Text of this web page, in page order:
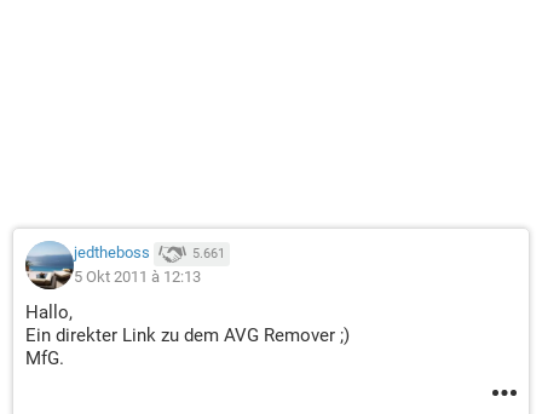
jedtheboss 5.661
5 Okt 2011 à 12:13
Hallo,
Ein direkter Link zu dem AVG Remover ;)
MfG.